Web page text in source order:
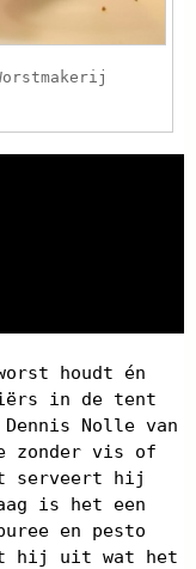
houdt én
in de tent
Dennis Nolle van
zonder vis of
serveert hij
is het een
en pesto
hij uit wat het